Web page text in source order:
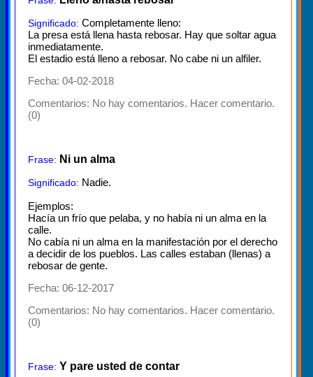
Significado: Completamente lleno:
La presa está llena hasta rebosar. Hay que soltar agua
inmediatamente.
El estadio está lleno a rebosar. No cabe ni un alfiler.
Fecha: 04-02-2018
Comentarios: No hay comentarios. Hacer comentario.
(0)
Frase: Ni un alma
Significado: Nadie.
Ejemplos:
Hacía un frío que pelaba, y no había ni un alma en la
calle.
No cabía ni un alma en la manifestación por el derecho
a decidir de los pueblos. Las calles estaban (llenas) a
rebosar de gente.
Fecha: 06-12-2017
Comentarios: No hay comentarios. Hacer comentario.
(0)
Frase: Y pare usted de contar